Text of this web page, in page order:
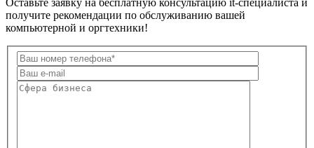
Оставьте заявку на бесплатную консультацию it-специалиста и
получите рекомендации по обслуживанию вашей
компьютерной и оргтехники!